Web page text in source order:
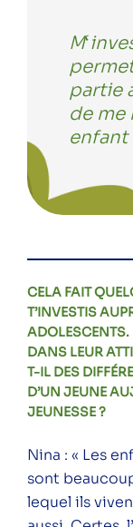
M‘
partie
de me
CELA FAIT
T’INVESTIS
ADOLESCENTS.
DANS LEUR
T-IL DES
D’UN JEUNE
JEUNESSE ?
Nina : « Les
sont
lequel ils